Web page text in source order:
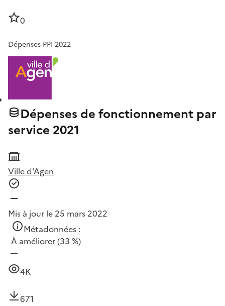
0
Dépenses PPI 2022
Dépenses de fonctionnement par
service 2021
Ville d'Agen
Mis à jour le 25 mars 2022
Métadonnées :
À améliorer(33 %)
4K
671